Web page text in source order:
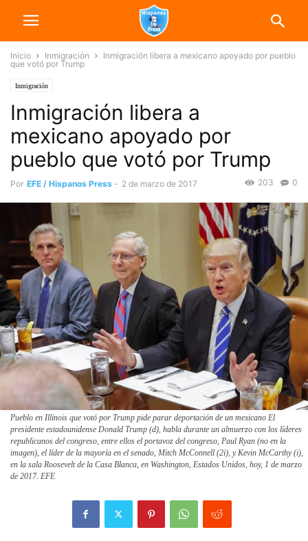
Inicio Inmigración
Inmigración libera a mexicano apoyado por pueblo
que votó por Trump
Inmigración
Inmigración libera a
mexicano apoyado por
pueblo que votó por Trump
Por EFE / Hispanos Press - 2 de marzo de 2017 0
203
Pueblo en Illinois que votó por Trump pide parar deportación de un mexicano El
presidente estadounidense Donald Trump (d), habla durante un almuerzo con los líderes
republicanos del congreso, entre ellos el portavoz del congreso, Paul Ryan (no en la
imagen), el líder de la mayoría en el senado, Mitch McConnell (2i), y Kevin McCarthy (i),
en la sala Roosevelt de la Casa Blanca, en Washington, Estados Unidos, hoy, 1 de marzo
de 2017. EFE